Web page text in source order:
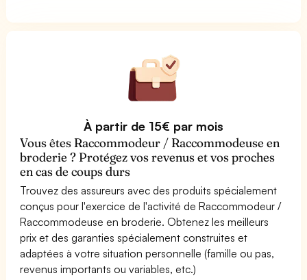
À partir de 15€ par mois
Vous êtes Raccommodeur / Raccommodeuse en
broderie ? Protégez vos revenus et vos proches
en cas de coups durs
Trouvez des assureurs avec des produits spécialement
conçus pour l'exercice de l'activité de Raccommodeur /
Raccommodeuse en broderie. Obtenez les meilleurs
prix et des garanties spécialement construites et
adaptées à votre situation personnelle (famille ou pas,
revenus importants ou variables, etc.)